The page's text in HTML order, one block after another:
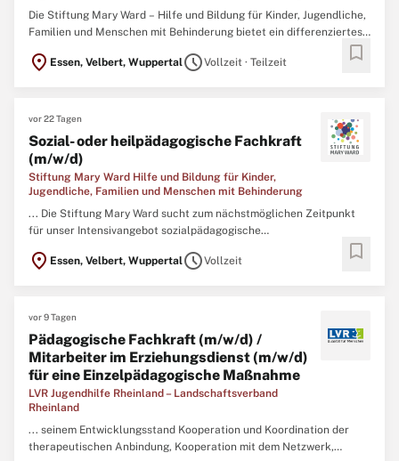
Die Stiftung Mary Ward – Hilfe und Bildung für Kinder, Jugendliche,
Familien und Menschen mit Behinderung bietet ein differenziertes
Eingliederungshilfe. So betreuen wir ca. 200 Menschen in
location_on Essen, Velbert, WuppertalscheduleVollzeit · Teilzeit bookmark
vor 22 Tagen
Sozial- oder heilpädagogische Fachkraft
(m/w/d)
Stiftung Mary Ward Hilfe und Bildung für Kinder,
Jugendliche, Familien und Menschen mit Behinderung
... Die Stiftung Mary Ward sucht zum nächstmöglichen Zeitpunkt
für unser Intensivangebot sozialpädagogische
heilpädagogische Fachkraft (m/w/d) mit abgeschlossenem Studium
location_on Essen, Velbert, WuppertalscheduleVollzeit bookmark
vor 9 Tagen
Pädagogische Fachkraft (m/w/d) /
Mitarbeiter im Erziehungsdienst (m/w/d)
für eine Einzelpädagogische Maßnahme
LVR Jugendhilfe Rheinland – Landschaftsverband
Rheinland
... seinem Entwicklungsstand Kooperation und Koordination der
therapeutischen Anbindung, Kooperation mit dem Netzwerk,